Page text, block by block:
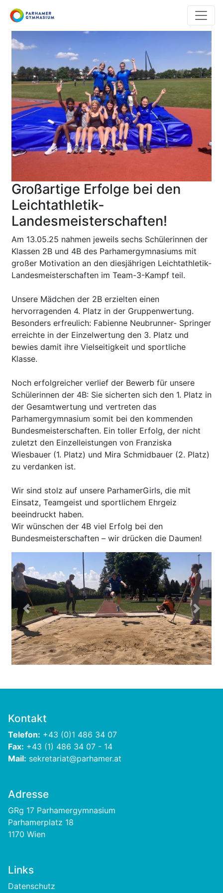
Direkt
zum
Inhalt
Großartige Erfolge bei den
Leichtathletik-
Landesmeisterschaften!
Am 13.05.25 nahmen jeweils sechs Schülerinnen der
Klassen 2B und 4B des Parhamergymnasiums mit
großer Motivation an den diesjährigen Leichtathletik-
Landesmeisterschaften im Team-3-Kampf teil.
Unsere Mädchen der 2B erzielten einen
hervorragenden 4. Platz in der Gruppenwertung.
Besonders erfreulich: Fabienne Neubrunner- Springer
erreichte in der Einzelwertung den 3. Platz und
bewies damit ihre Vielseitigkeit und sportliche
Klasse.
Noch erfolgreicher verlief der Bewerb für unsere
Schülerinnen der 4B: Sie sicherten sich den 1. Platz in
der Gesamtwertung und vertreten das
Parhamergymnasium somit bei den kommenden
Bundesmeisterschaften. Ein toller Erfolg, der nicht
zuletzt den Einzelleistungen von Franziska
Wiesbauer (1. Platz) und Mira Schmidbauer (2. Platz)
zu verdanken ist.
Wir sind stolz auf unsere ParhamerGirls, die mit
Einsatz, Teamgeist und sportlichem Ehrgeiz
beeindruckt haben.
Wir wünschen der 4B viel Erfolg bei den
Bundesmeisterschaften – wir drücken die Daumen!
Previous Next
Kontakt
Telefon: +43 (0)1 486 34 07
Fax: +43 (1) 486 34 07 - 14
Mail: sekretariat@parhamer.at
Adresse
GRg 17 Parhamergymnasium
Parhamerplatz 18
1170 Wien
Links
Footer
Datenschutz